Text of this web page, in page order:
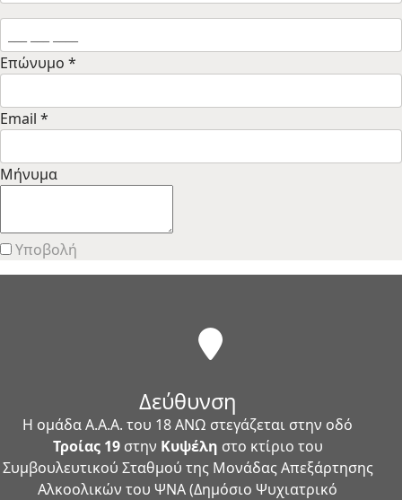
Επώνυμο *
Email *
Μήνυμα
Υποβολή
Δεύθυνση
Η ομάδα Α.Α.Α. του 18 ΑΝΩ στεγάζεται στην οδό
Τροίας 19στην Κυψέλη στο κτίριο του
Συμβουλευτικού Σταθμού της Μονάδας Απεξάρτησης
Αλκοολικών του ΨΝΑ (Δημόσιο Ψυχιατρικό